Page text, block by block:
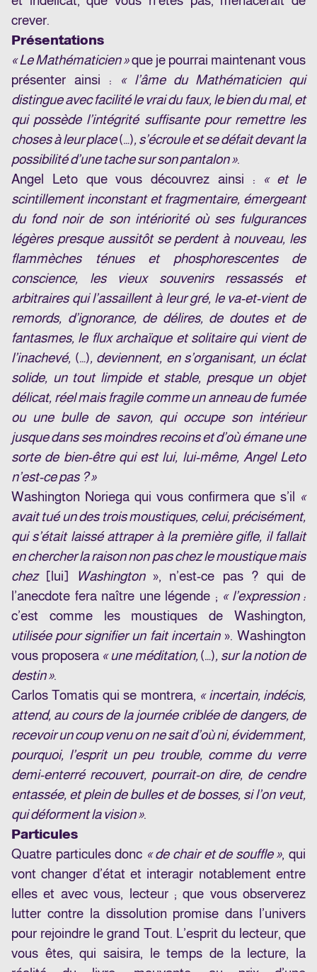
crever.
Présentations
« Le Mathématicien »que je pourrai maintenant vous
présenter ainsi : « l’âme du Mathématicien qui
distingue avec facilité le vrai du faux, le bien du mal, et
qui possède l’intégrité suffisante pour remettre les
choses à leur place(…), s’écroule et se défait devant la
possibilité d’une tache sur son pantalon ».
Angel Leto que vous découvrez ainsi : « et le
scintillement inconstant et fragmentaire, émergeant
du fond noir de son intériorité où ses fulgurances
légères presque aussitôt se perdent à nouveau, les
flammèches ténues et phosphorescentes de
conscience, les vieux souvenirs ressassés et
arbitraires qui l’assaillent à leur gré, le va-et-vient de
remords, d’ignorance, de délires, de doutes et de
fantasmes, le flux archaïque et solitaire qui vient de
l’inachevé, (…), deviennent, en s’organisant, un éclat
solide, un tout limpide et stable, presque un objet
délicat, réel mais fragile comme un anneau de fumée
ou une bulle de savon, qui occupe son intérieur
jusque dans ses moindres recoins et d’où émane une
sorte de bien-être qui est lui, lui-même, Angel Leto
n’est-ce pas ? »
Washington Noriega qui vous confirmera que s’il «
avait tué un des trois moustiques, celui, précisément,
qui s’était laissé attraper à la première gifle, il fallait
en chercher la raison non pas chez le moustique mais
chez [lui] Washington », n’est-ce pas ? qui de
l’anecdote fera naître une légende ; « l’expression :
c’est comme les moustiques de Washington,
utilisée pour signifier un fait incertain». Washington
vous proposera « une méditation, (…), sur la notion de
destin ».
Carlos Tomatis qui se montrera, « incertain, indécis,
attend, au cours de la journée criblée de dangers, de
recevoir un coup venu on ne sait d’où ni, évidemment,
pourquoi, l’esprit un peu trouble, comme du verre
demi-enterré recouvert, pourrait-on dire, de cendre
entassée, et plein de bulles et de bosses, si l’on veut,
qui déforment la vision ».
Particules
Quatre particules donc « de chair et de souffle », qui
vont changer d’état et interagir notablement entre
elles et avec vous, lecteur ; que vous observerez
lutter contre la dissolution promise dans l’univers
pour rejoindre le grand Tout. L’esprit du lecteur, que
vous êtes, qui saisira, le temps de la lecture, la